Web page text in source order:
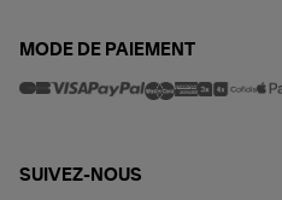
MODE DE PAIEMENT
SUIVEZ-NOUS